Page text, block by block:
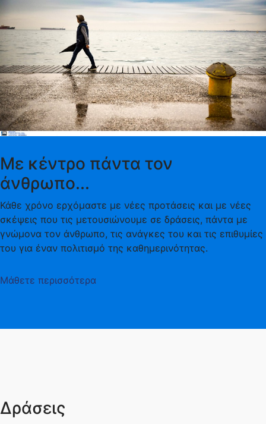
Με κέντρο πάντα τον
άνθρωπο...
Κάθε χρόνο ερχόμαστε με νέες προτάσεις και με νέες
σκέψεις που τις μετουσιώνουμε σε δράσεις, πάντα με
γνώμονα τον άνθρωπο, τις ανάγκες του και τις επιθυμίες
του για έναν πολιτισμό της καθημερινότητας.
Μάθετε περισσότερα
Δράσεις